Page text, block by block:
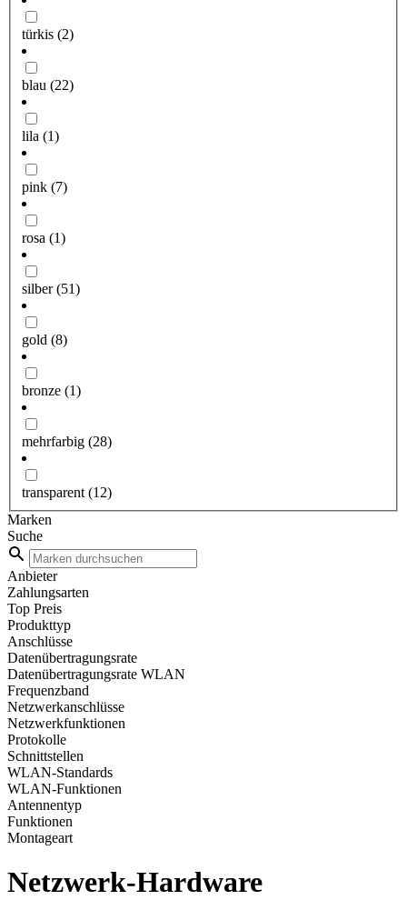
türkis (2)
blau (22)
lila (1)
pink (7)
rosa (1)
silber(51)
gold (8)
bronze (1)
mehrfarbig (28)
transparent (12)
Marken
Suche
Anbieter
Zahlungsarten
Top Preis
Produkttyp
Anschlüsse
Datenübertragungsrate
Datenübertragungsrate WLAN
Frequenzband
Netzwerkanschlüsse
Netzwerkfunktionen
Protokolle
Schnittstellen
WLAN-Standards
WLAN-Funktionen
Antennentyp
Funktionen
Montageart
Netzwerk-Hardware